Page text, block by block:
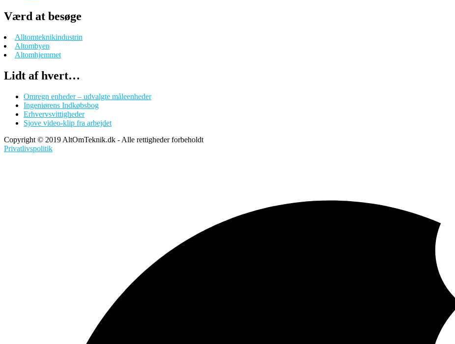
Værd at besøge
Alltomteknikindustrin
Altombyen
Altomhjemmet
Lidt af hvert…
Omregn enheder – udvalgte måleenheder
Ingeniørens Indkøbsbog
Erhvervsvittigheder
Sjove video-klip fra arbejdet
Copyright © 2019 AltOmTeknik.dk - Alle rettigheder forbeholdt
Privatlivspolitik